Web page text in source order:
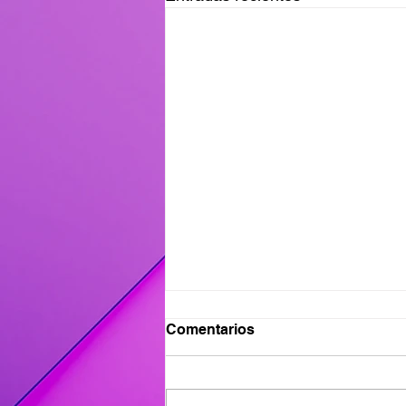
Ganadores del Viernes
31/07
Comentarios